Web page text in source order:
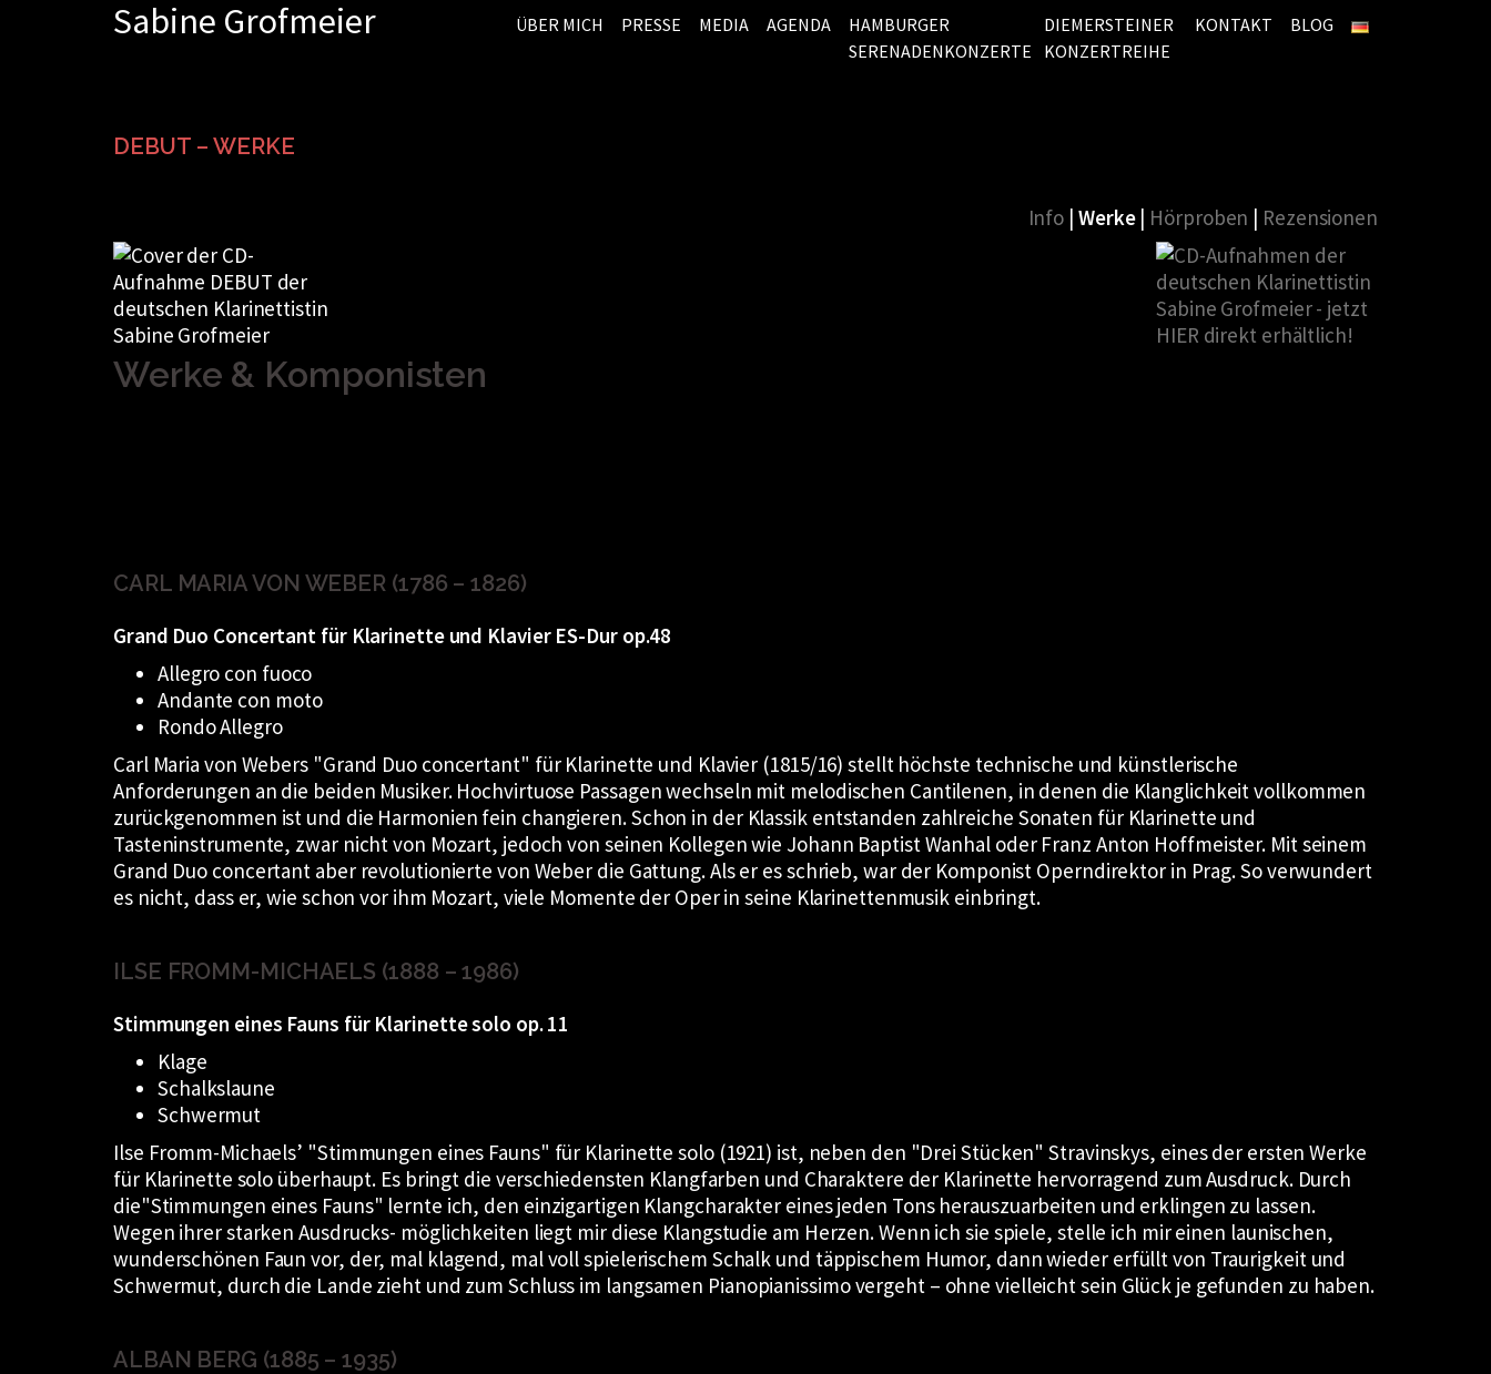
Sabine Grofmeier ÜBER MICH PRESSE MEDIA AGENDA
HAMBURGER
SERENADENKONZERTE
DIEMERSTEINER
KONZERTREIHE
KONTAKT BLOG
DEBUT – WERKE
Info | Werke| Hörproben | Rezensionen
Werke & Komponisten
CARL MARIA VON WEBER (1786 – 1826)
Grand Duo Concertant für Klarinette und Klavier ES-Dur op.48
Allegro con fuoco
Andante con moto
Rondo Allegro
Carl Maria von Webers Grand Duo concertant für Klarinette und Klavier (1815/16) stellt höchste technische und künstlerische
Anforderungen an die beiden Musiker. Hochvirtuose Passagen wechseln mit melodischen Cantilenen, in denen die Klanglichkeit vollkommen
zurückgenommen ist und die Harmonien fein changieren. Schon in der Klassik entstanden zahlreiche Sonaten für Klarinette und
Tasteninstrumente, zwar nicht von Mozart, jedoch von seinen Kollegen wie Johann Baptist Wanhal oder Franz Anton Hoffmeister. Mit seinem
Grand Duo concertant aber revolutionierte von Weber die Gattung. Als er es schrieb, war der Komponist Operndirektor in Prag. So verwundert
es nicht, dass er, wie schon vor ihm Mozart, viele Momente der Oper in seine Klarinettenmusik einbringt.
ILSE FROMM-MICHAELS (1888 – 1986)
Stimmungen eines Fauns für Klarinette solo op. 11
Klage
Schalkslaune
Schwermut
Ilse Fromm-Michaels’ Stimmungen eines Fauns für Klarinette solo (1921) ist, neben den Drei Stücken Stravinskys, eines der ersten Werke
für Klarinette solo überhaupt. Es bringt die verschiedensten Klangfarben und Charaktere der Klarinette hervorragend zum Ausdruck. Durch
die Stimmungen eines Fauns
lernte ich, den einzigartigen Klangcharakter eines jeden Tons herauszuarbeiten und erklingen zu lassen.
Wegen ihrer starken Ausdrucks- möglichkeiten liegt mir diese Klangstudie am Herzen. Wenn ich sie spiele, stelle ich mir einen launischen,
wunderschönen Faun vor, der, mal klagend, mal voll spielerischem Schalk und täppischem Humor, dann wieder erfüllt von Traurigkeit und
Schwermut, durch die Lande zieht und zum Schluss im langsamen Pianopianissimo vergeht – ohne vielleicht sein Glück je gefunden zu haben.
ALBAN BERG (1885 – 1935)